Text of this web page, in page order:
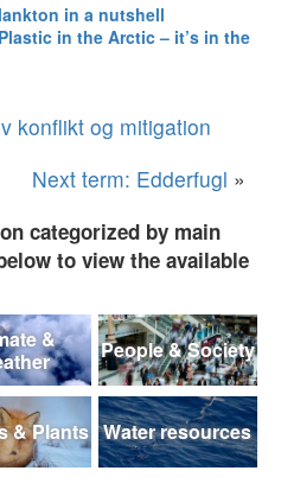
in a nutshell
in the Arctic – it’s in the
konflikt og mitigation
Next term: Edderfugl »
categorized by main
to view the available
&
People & Society
& Plants Water resources